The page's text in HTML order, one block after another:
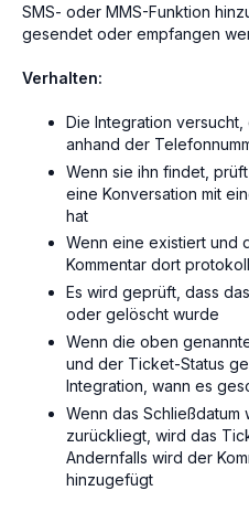
SMS- oder MMS-Funktion
gesendet oder empfangen
Verhalten:
Die Integration
anhand der
Wenn sie ihn findet,
eine Konversation mit
hat
Wenn eine existiert und
Kommentar dort
Es wird geprüft, dass
oder gelöscht wurde
Wenn die oben
und der Ticket-Status
Integration, wann es
Wenn das Schließdatum
zurückliegt, wird das
Andernfalls wird der
hinzugefügt